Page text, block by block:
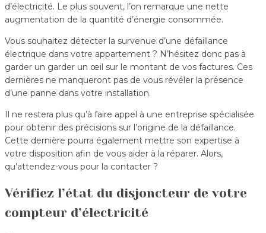
d’électricité. Le plus souvent, l’on remarque une nette
augmentation de la quantité d’énergie consommée.
Vous souhaitez détecter la survenue d’une défaillance
électrique dans votre appartement ? N’hésitez donc pas à
garder un garder un œil sur le montant de vos factures. Ces
dernières ne manqueront pas de vous révéler la présence
d’une panne dans votre installation.
Il ne restera plus qu’à faire appel à une entreprise spécialisée
pour obtenir des précisions sur l’origine de la défaillance.
Cette dernière pourra également mettre son expertise à
votre disposition afin de vous aider à la réparer. Alors,
qu’attendez-vous pour la contacter ?
Vérifiez l’état du disjoncteur de votre
compteur d’électricité